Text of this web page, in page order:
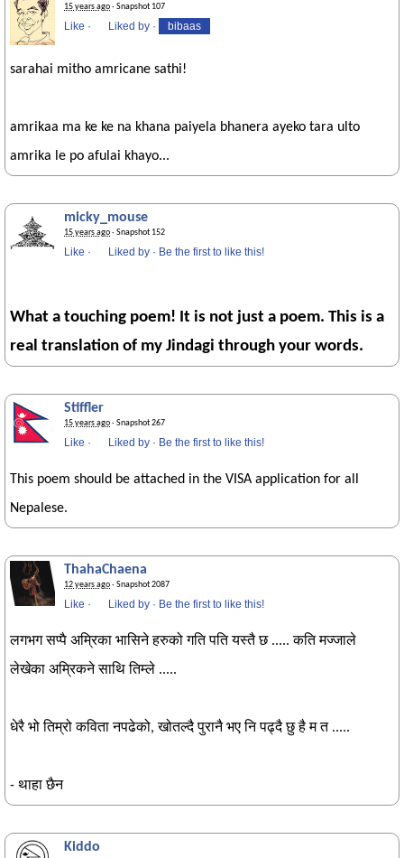
15 years ago· Snapshot 107
Like · Liked by · bibaas
sarahai mitho amricane sathi!
amrikaa ma ke ke na khana paiyela bhanera ayeko tara ulto
amrika le po afulai khayo...
micky_mouse
15 years ago· Snapshot 152
Like · Liked by · Be the first to like this!
What a touching poem! It is not just a poem. This is a
real translation of my Jindagi through your words.
Stiffler
15 years ago· Snapshot 267
Like · Liked by · Be the first to like this!
This poem should be attached in the VISA application for all
Nepalese.
ThahaChaena
12 years ago· Snapshot 2087
Like · Liked by · Be the first to like this!
लगभग सप्पै अम्रिका भासिने हरुको गति पति यस्तै छ ..... कति मज्जाले
लेखेका अम्रिकने साथि तिम्ले .....
धेरै भो तिम्रो कविता नपढेको, खोतल्दै पुरानै भए नि पढ्दै छु है म त .....
- थाहा छैन
Kiddo